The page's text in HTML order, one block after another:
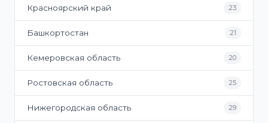
Красноярский край 23
Башкортостан 21
Кемеровская область 20
Ростовская область 25
Нижегородская область 29